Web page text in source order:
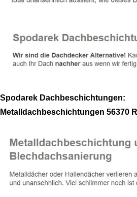
Spodarek Dachbeschichtungen:
Metalldachbeschichtungen 56370